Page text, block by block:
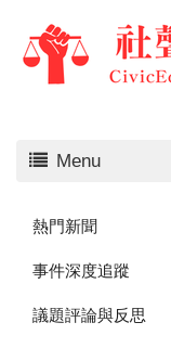
Menu
熱門新聞
事件深度追蹤
議題評論與反思